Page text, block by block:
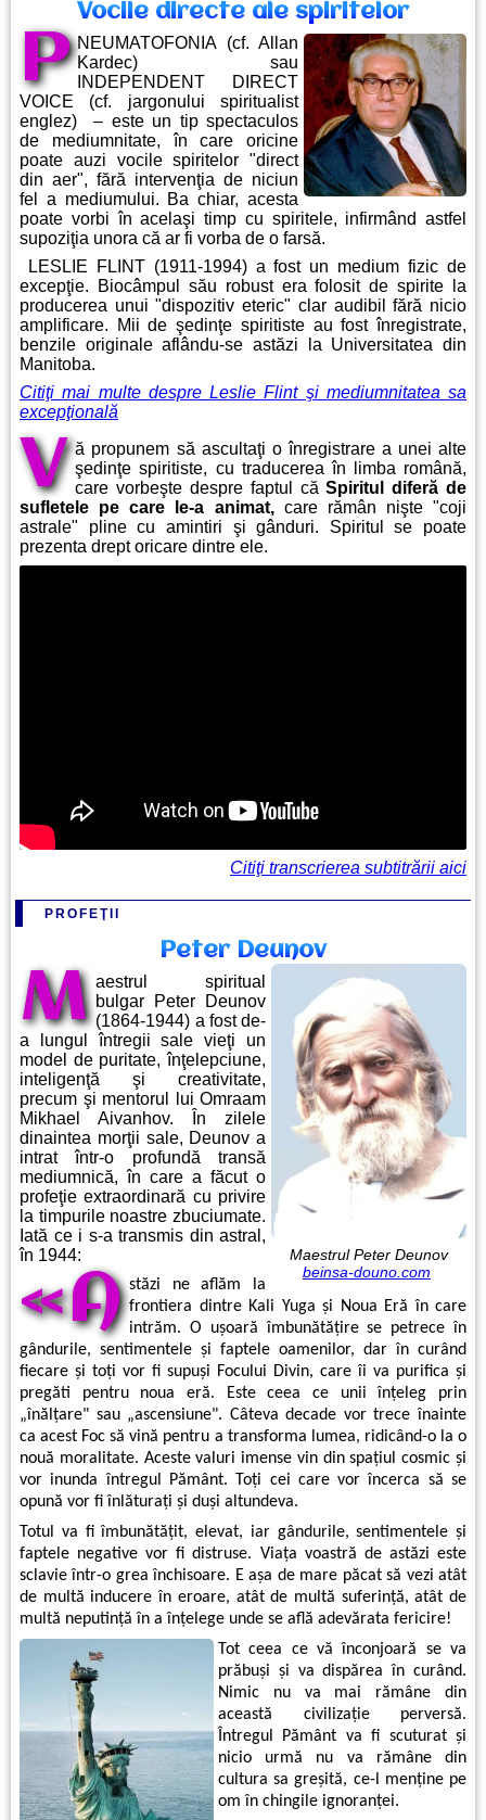
Vocile directe ale spiritelor
P NEUMATOFONIA (cf. Allan
Kardec) sau
INDEPENDENT DIRECT
VOICE (cf. jargonului spiritualist
englez) – este un tip spectaculos
de mediumnitate, în care oricine
poate auzi vocile spiritelor "direct
din aer", fără intervenţia de niciun
fel a mediumului. Ba chiar, acesta
poate vorbi în acelaşi timp cu spiritele, infirmând astfel
supoziţia unora că ar fi vorba de o farsă.
LESLIE FLINT (1911-1994) a fost un medium fizic de
excepţie. Biocâmpul său robust era folosit de spirite la
producerea unui "dispozitiv eteric" clar audibil fără nicio
amplificare. Mii de şedinţe spiritiste au fost înregistrate,
benzile originale aflându-se astăzi la Universitatea din
Manitoba.
Citiţi mai multe despre Leslie Flint şi mediumnitatea sa
excepţională
V ă propunem să ascultaţi o înregistrare a unei alte
şedinţe spiritiste, cu traducerea în limba română,
care vorbeşte despre faptul căSpiritul diferă de
sufletele pe care le-a animat,care rămân nişte "coji
astrale" pline cu amintiri şi gânduri. Spiritul se poate
prezenta drept oricare dintre ele.
Citiţi transcrierea subtitrării aici
PROFEŢII
Peter Deunov
Maestrul Peter Deunov
beinsa-douno.com
M aestrul spiritual
bulgar Peter Deunov
(1864-1944) a fost de-
a lungul întregii sale vieţi un
model de puritate, înţelepciune,
inteligenţă şi creativitate,
precum şi mentorul lui Omraam
Mikhael Aivanhov. În zilele
dinaintea morţii sale, Deunov a
intrat într-o profundă transă
mediumnică, în care a făcut o
profeţie extraordinară cu privire
la timpurile noastre zbuciumate.
Iată ce i s-a transmis din astral,
în 1944:
«A stăzi ne aflăm la
frontiera dintre Kali Yuga şi Noua Eră în care
intrăm. O uşoară îmbunătăţire se petrece în
gândurile, sentimentele şi faptele oamenilor, dar în curând
fiecare şi toţi vor fi supuşi Focului Divin, care îi va purifica şi
pregăti pentru noua eră. Este ceea ce unii înţeleg prin
„înălţare" sau „ascensiune". Câteva decade vor trece înainte
ca acest Foc să vină pentru a transforma lumea, ridicând-o la o
nouă moralitate. Aceste valuri imense vin din spaţiul cosmic şi
vor inunda întregul Pământ. Toţi cei care vor încerca să se
opună vor fi înlăturaţi şi duşi altundeva.
Totul va fi îmbunătăţit, elevat, iar gândurile, sentimentele şi
faptele negative vor fi distruse. Viaţa voastră de astăzi este
sclavie într-o grea închisoare. E aşa de mare păcat să vezi atât
de multă inducere în eroare, atât de multă suferinţă, atât de
multă neputinţă în a înţelege unde se află adevărata fericire!
Tot ceea ce vă înconjoară se va
prăbuşi şi va dispărea în curând.
Nimic nu va mai rămâne din
această civilizaţie perversă.
Întregul Pământ va fi scuturat şi
nicio urmă nu va rămâne din
cultura sa greşită, ce-l menţine pe
om în chingile ignoranţei.